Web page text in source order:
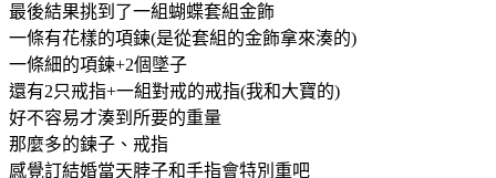
最後結果挑到了一組蝴蝶套組金飾
一條有花樣的項鍊(是從套組的金飾拿來湊的)
一條細的項鍊+2個墜子
還有2只戒指+一組對戒的戒指(我和大寶的)
好不容易才湊到所要的重量
那麼多的鍊子、戒指
感覺訂結婚當天脖子和手指會特別重吧